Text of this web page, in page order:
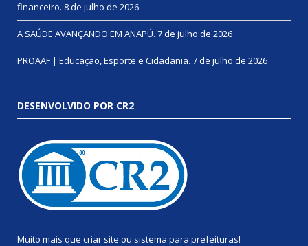
financeiro. 8 de julho de 2026
A SAÚDE AVANÇANDO EM ANAPÚ. 7 de julho de 2026
PROAAF | Educação, Esporte e Cidadania. 7 de julho de 2026
DESENVOLVIDO POR CR2
Muito mais que criar site ou sistema para prefeituras!